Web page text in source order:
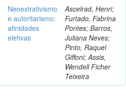
Neoextrativismo
e autoritarismo:
afinidades
eletivas
Ascelrad, Henri;
Furtado, Fabrina
Pontes; Barros,
Juliana Neves;
Pinto, Raquel
Giffoni; Assis,
Wendell Ficher
Teixeira